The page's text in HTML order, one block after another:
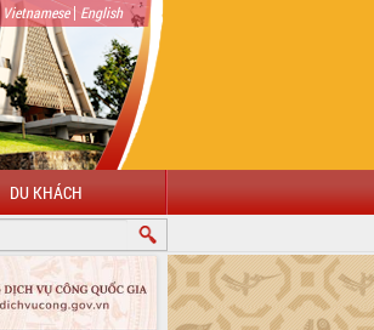
Vietnamese| English
DU KHÁCH